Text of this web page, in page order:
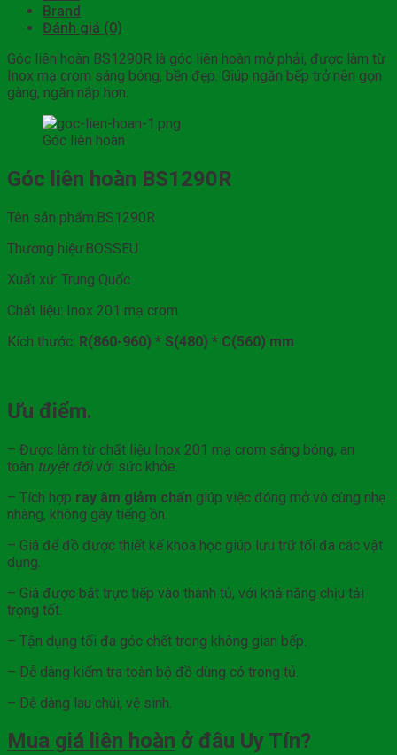
Brand
Đánh giá (0)
Góc liên hoàn BS1290R là góc liên hoàn mở phải, được làm từ
Inox mạ crom sáng bóng, bền đẹp. Giúp ngăn bếp trở nên gọn
gàng, ngăn nắp hơn.
Góc liên hoàn
Góc liên hoàn BS1290R
Tên sản phẩm:BS1290R
Thương hiệu:BOSSEU
Xuất xứ: Trung Quốc
Chất liệu: Inox 201 mạ crom
Kích thước: R(860-960) * S(480) * C(560) mm
Ưu điểm.
– Được làm từ chất liệu Inox 201 mạ crom sáng bóng, an
toàn tuyệt đốivới sức khỏe.
– Tích hợp ray âm giảm chấn giúp việc đóng mở vô cùng nhẹ
nhàng, không gây tiếng ồn.
– Giá để đồ được thiết kế khoa học giúp lưu trữ tối đa các vật
dụng.
– Giá được bắt trực tiếp vào thành tủ, với khả năng chịu tải
trọng tốt.
– Tận dụng tối đa góc chết trong không gian bếp.
– Dễ dàng kiểm tra toàn bộ đồ dùng có trong tủ.
– Dễ dàng lau chùi, vệ sinh.
Mua giá liên hoàn ở đâu Uy Tín?